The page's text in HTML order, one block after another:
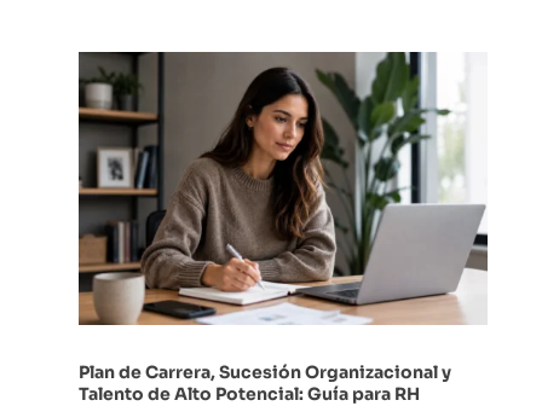
Plan de Carrera, Sucesión Organizacional y
Talento de Alto Potencial: Guía para RH